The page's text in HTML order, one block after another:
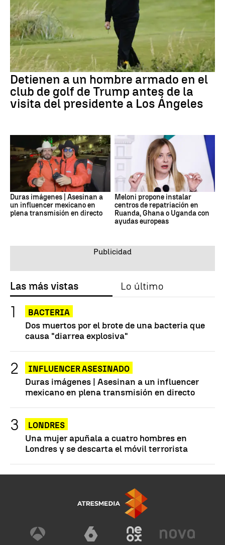
Detienen a un hombre armado en el
club de golf de Trump antes de la
visita del presidente a Los Ángeles
Duras imágenes | Asesinan a
un influencer mexicano en
plena transmisión en directo
Meloni propone instalar
centros de repatriación en
Ruanda, Ghana o Uganda con
ayudas europeas
Las más vistas Lo último
BACTERIA
Dos muertos por el brote de una bacteria que
causa "diarrea explosiva"
INFLUENCER ASESINADO
Duras imágenes | Asesinan a un influencer
mexicano en plena transmisión en directo
LONDRES
Una mujer apuñala a cuatro hombres en
Londres y se descarta el móvil terrorista